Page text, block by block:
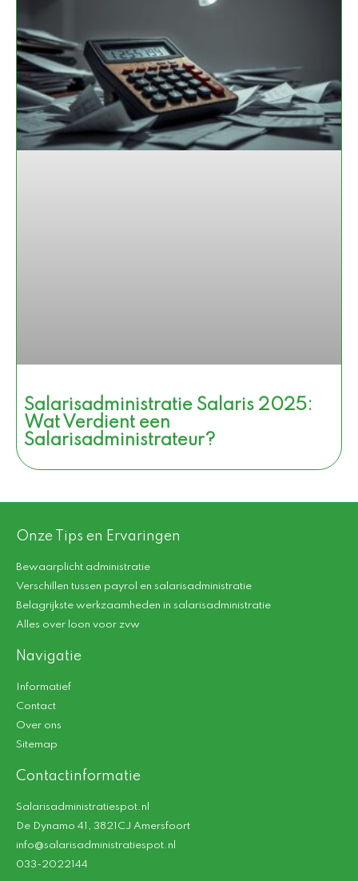
Salarisadministratie Salaris 2025:
Wat Verdient een
Salarisadministrateur?
Onze Tips en Ervaringen
Bewaarplicht administratie
Verschillen tussen payrol en salarisadministratie
Belagrijkste werkzaamheden in salarisadministratie
Alles over loon voor zvw
Navigatie
Informatief
Contact
Over ons
Sitemap
Contactinformatie
Salarisadministratiespot.nl
De Dynamo 41, 3821CJ Amersfoort
info@salarisadministratiespot.nl
033-2022144